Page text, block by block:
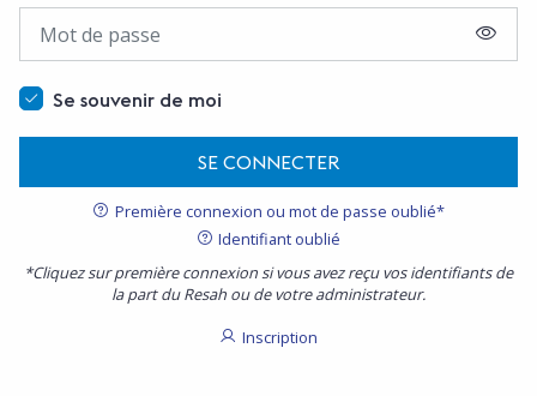
Se souvenir de moi
SE CONNECTER
Première connexion ou mot de passe oublié*
Identifiant oublié
*Cliquez sur première connexion si vous avez reçu vos identifiants de
la part du Resah ou de votre administrateur.
Inscription